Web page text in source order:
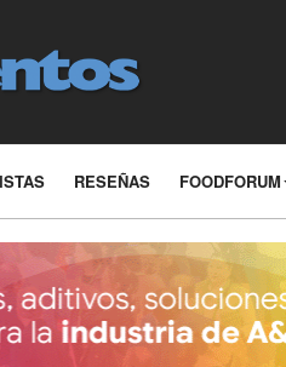
RESEÑAS FOODFORUM